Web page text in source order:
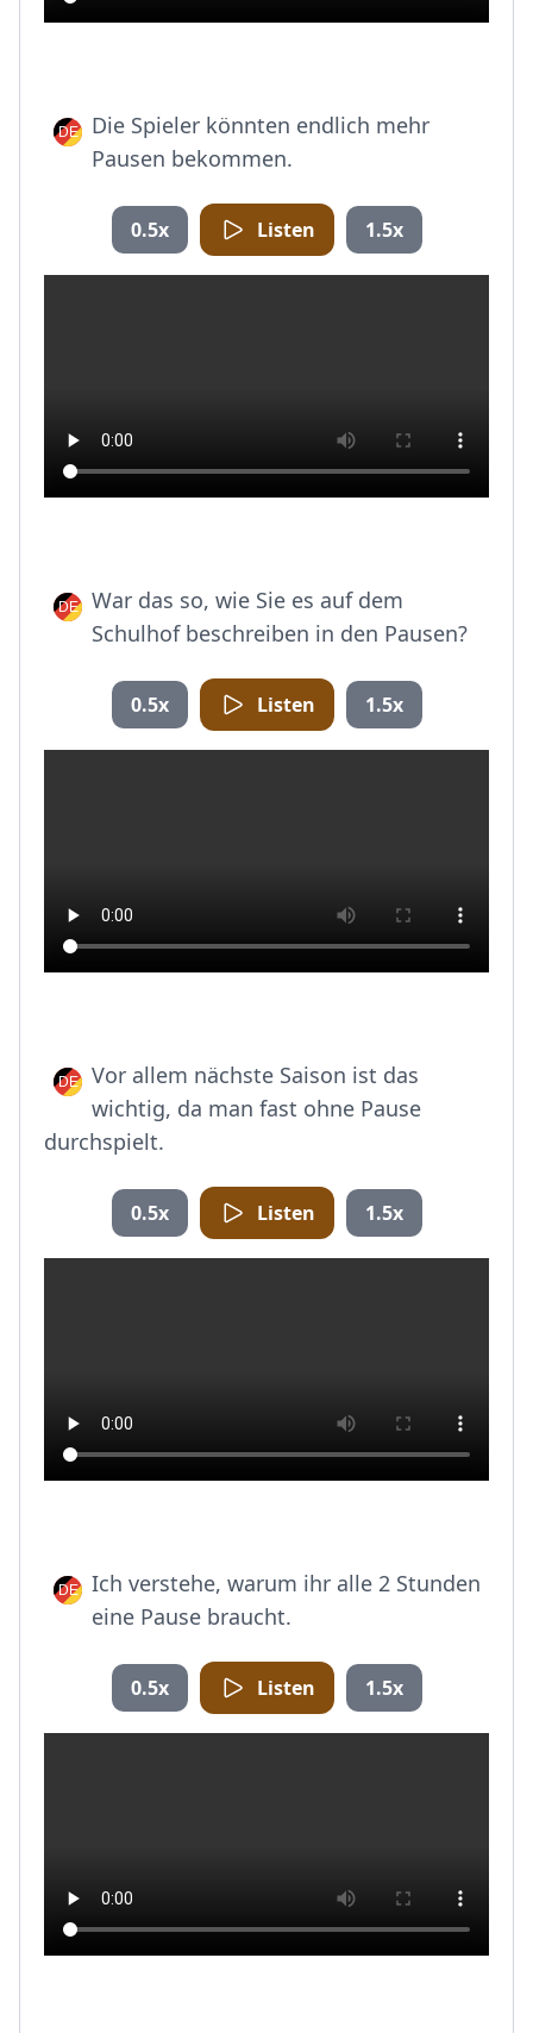
Die Spieler könnten endlich mehr
Pausen bekommen.
0.5x Listen 1.5x
War das so, wie Sie es auf dem
Schulhof beschreiben in den Pausen?
0.5x Listen 1.5x
Vor allem nächste Saison ist das
wichtig, da man fast ohne Pause
durchspielt.
0.5x Listen 1.5x
Ich verstehe, warum ihr alle 2 Stunden
eine Pause braucht.
0.5x Listen 1.5x